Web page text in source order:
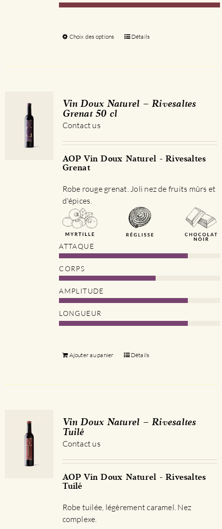
Choix des options
Ce
options
choisies
sur
du
produit
Détails
Vin Doux Naturel – Rivesaltes
Grenat 50 cl
Contact us
AOP Vin Doux Naturel - Rivesaltes
Grenat
Robe rouge grenat. Joli nez de fruits mûrs et
d'épices.
ATTAQUE
CORPS
AMPLITUDE
LONGUEUR
Ajouter au panier Détails
Vin Doux Naturel – Rivesaltes
Tuilé
Contact us
AOP Vin Doux Naturel - Rivesaltes
Tuilé
Robe tuilée, légèrement caramel. Nez
complexe.